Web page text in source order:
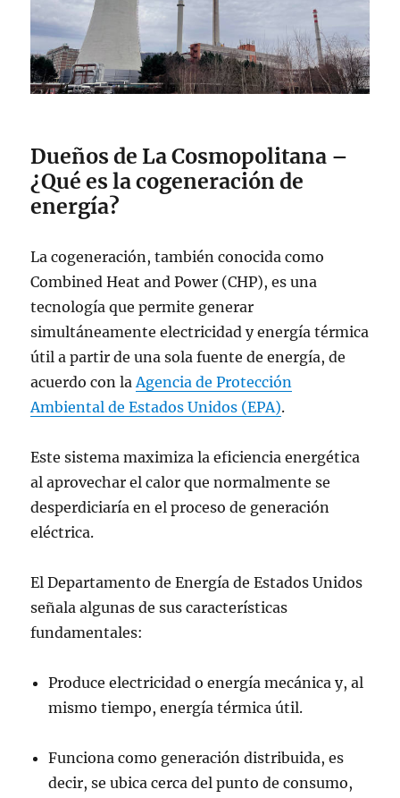
Dueños de La Cosmopolitana –
¿Qué es la cogeneración de
energía?
La cogeneración, también conocida como
Combined Heat and Power (CHP), es una
tecnología que permite generar
simultáneamente electricidad y energía térmica
útil a partir de una sola fuente de energía, de
acuerdo con laAgencia de Protección
Ambiental de Estados Unidos (EPA).
Este sistema maximiza la eficiencia energética
al aprovechar el calor que normalmente se
desperdiciaría en el proceso de generación
eléctrica.
El Departamento de Energía de Estados Unidos
señala algunas de sus características
fundamentales:
Produce electricidad o energía mecánica y, al
mismo tiempo, energía térmica útil.
Funciona como generación distribuida, es
decir, se ubica cerca del punto de consumo,